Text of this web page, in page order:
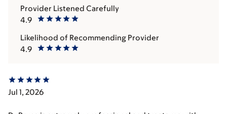
4.9
Provider Listened Carefully
4.9
Likelihood of Recommending Provider
Jul 1, 2026